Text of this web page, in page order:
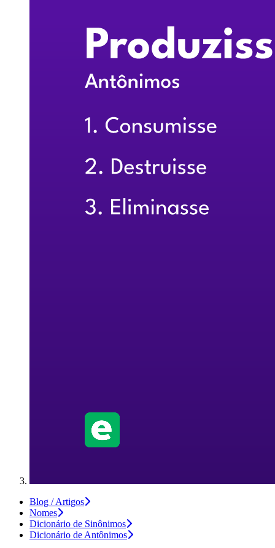
Blog / Artigos
Nomes
Dicionário de Sinônimos
Dicionário de Antônimos